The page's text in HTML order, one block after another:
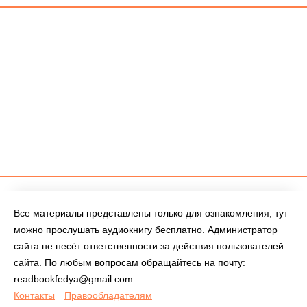
Все материалы представлены только для ознакомления, тут
можно прослушать аудиокнигу бесплатно. Администратор
сайта не несёт ответственности за действия пользователей
сайта. По любым вопросам обращайтесь на почту:
readbookfedya@gmail.com
Контакты
Правообладателям